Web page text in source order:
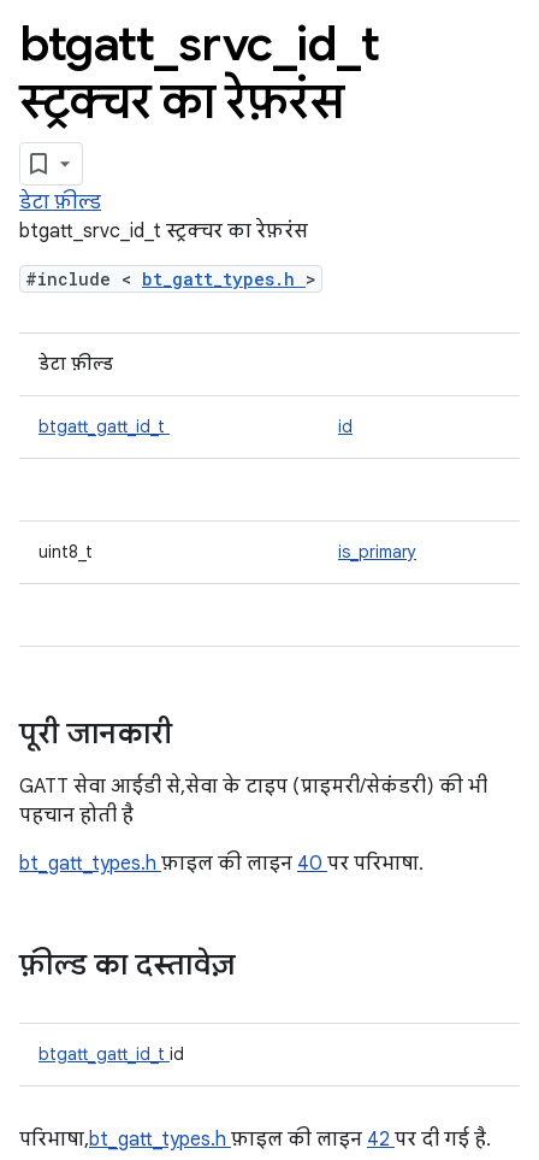
btgatt srvc id t
स्ट्रक्चर का रेफ़रंस
डेटा फ़ील्ड
btgatt_srvc_id_t स्ट्रक्चर का रेफ़रंस
#include < bt_gatt_types.h >
डेटा फ़ील्ड
btgatt_gatt_id_t id
uint8_t is_primary
पूरी जानकारी
GATT सेवा आईडी से, सेवा के टाइप (प्राइमरी/सेकंडरी) की भी
पहचान होती है
bt_gatt_types.h फ़ाइल की लाइन 40 पर परिभाषा.
फ़ील्ड का दस्तावेज़
btgatt_gatt_id_t id
परिभाषा,bt_gatt_types.h फ़ाइल की लाइन 42 पर दी गई है.